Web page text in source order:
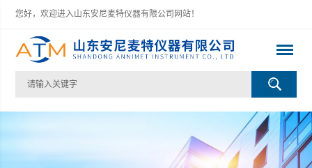
您好，欢迎进入山东安尼麦特仪器有限公司网站！